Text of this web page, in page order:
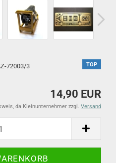
TOP
72003/3
14,90 EUR
da Kleinunternehmer zzgl. Versand